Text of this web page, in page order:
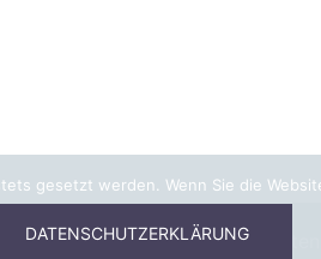
Jobs Kontakt
gesetzt werden. Wenn Sie die
DATENSCHUTZERKLÄRUNG